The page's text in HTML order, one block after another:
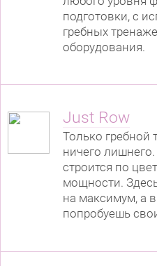
подготовки, с
гребных
оборудования.
Just Row
Только гребной
ничего
строится по
мощности.
на максимум, а
попробуешь